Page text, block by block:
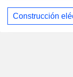
Construcción